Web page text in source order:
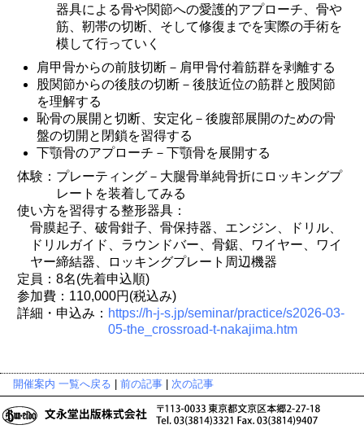
器具による骨や関節への愛護的アプローチ、骨や
筋、靭帯の切断、そして修復までを実際の手術を
模して行っていく
肩甲骨からの前肢切断－肩甲骨付着筋群を剥離する
股関節からの後肢の切断－後肢近位の筋群と股関節
を理解する
恥骨の展開と切断、安定化－後腹部展開のための骨
盤の切開と閉鎖を習得する
下顎骨のアプローチ－下顎骨を展開する
体験：プレーティング－大腿骨単純骨折にロッキングプ
レートを装着してみる
使い方を習得する整形器具：
骨膜起子、破骨鉗子、骨保持器、エンジン、ドリル、
ドリルガイド、ラウンドバー、骨鋸、ワイヤー、ワイ
ヤー締結器、ロッキングプレート周辺機器
定員：8名(先着申込順)
参加費：110,000円(税込み)
詳細・申込み： https://h-j-s.jp/seminar/practice/s2026-03-
05-the_crossroad-t-nakajima.htm
開催案内 一覧へ戻る 前の記事 次の記事